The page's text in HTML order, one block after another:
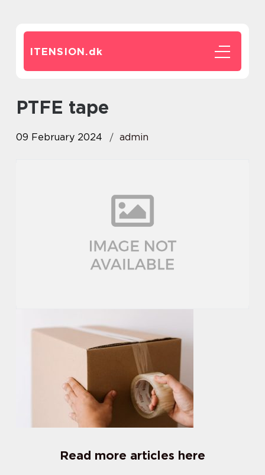
ITENSION.dk
PTFE tape
09 February 2024 admin
Read more articles here